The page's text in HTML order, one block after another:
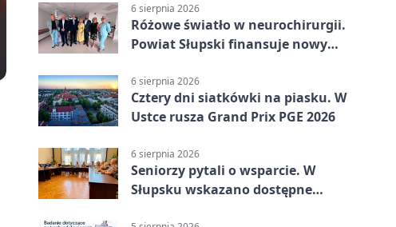
6 sierpnia 2026
Różowe światło w neurochirurgii.
Powiat Słupski finansuje nowy
6 sierpnia 2026
Cztery dni siatkówki na piasku. W
Ustce rusza Grand Prix PGE 2026
6 sierpnia 2026
Seniorzy pytali o wsparcie. W
Słupsku wskazano dostępne